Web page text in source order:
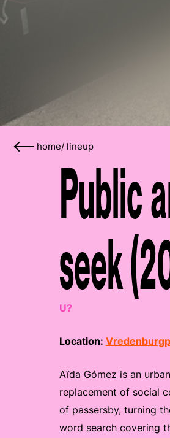
home/ lineup
Public
seek
U?
Location:
Aïda Gómez is an
replacement of social
of passersby, turning
word search covering